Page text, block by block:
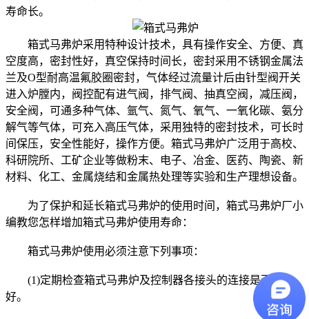
寿命长。
箱式马弗炉采用特种设计技术，具有操作安全、方便、真
空度高，密封性好，真空保持时间长，密封采用不锈钢金属法
兰及O型耐高温氟胶圈密封，气体经过流量计后由针型阀开关
进入炉膛内，阀控配有进气阀，排气阀、抽真空阀，减压阀，
安全阀，可通多种气体、氩气、氮气、氧气、一氧化碳、氨分
解气等气体，可充入高压气体，采用独特的密封技术，可长时
间保压，安全性能好，操作方便。箱式马弗炉广泛用于高校、
科研院所、工矿企业等做粉末、电子、冶金、医药、陶瓷、新
材料、化工、金属烧结和金属热处理等实验和生产理想设备。
为了保护和延长箱式马弗炉的使用时间，箱式马弗炉厂小
编教您怎样增加箱式马弗炉使用寿命：
箱式马弗炉使用必须注意下列事项：
(1)定期检查箱式马弗炉及控制器各接头的连接是否良
好。